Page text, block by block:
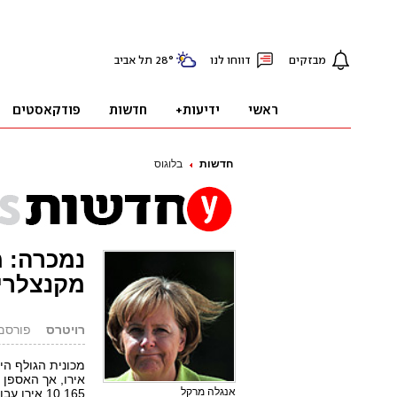
חדשות בלוגוס
רויטרס פורסם:
מכונית הגולף
אירו, אך
10,165
אנגלה מרקל